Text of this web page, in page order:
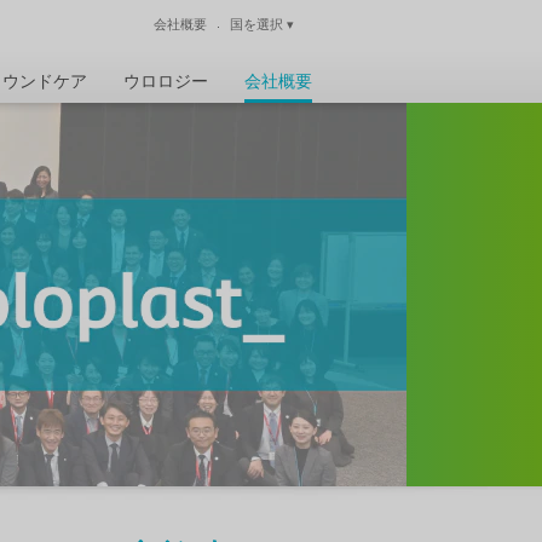
閉じる
会社概要 国を選択 ▾
ウンドケア ウロロジー 会社概要